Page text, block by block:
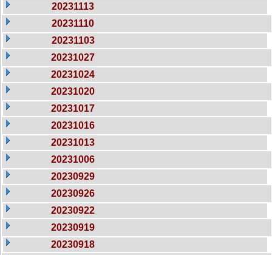
20231113
20231110
20231103
20231027
20231024
20231020
20231017
20231016
20231013
20231006
20230929
20230926
20230922
20230919
20230918